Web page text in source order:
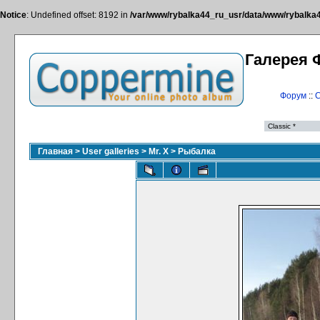
Notice: Undefined offset: 8192 in /var/www/rybalka44_ru_usr/data/www/
Галерея
Форум::
Главная > User galleries > Mr. X > Рыбалка